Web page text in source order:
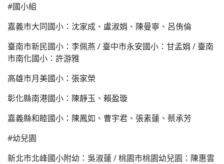
#國小組
嘉義市大同國小：沈家成、盧淑娟、陳曼寧、呂侑倫
臺南市新民國小：李佩燕 / 臺中市永安國小：甘孟娟 / 臺南
市南化國小：許游雅
高雄市月美國小：張家榮
彰化縣南港國小：陳靜玉、賴盈璇
嘉義縣和睦國小：陳鳳如、曹宇君、張素蓮、蔡承芳
#幼兒園
新北市北峰國小附幼：吳淑蓮 / 桃園市桃園幼兒園：陳惠雲